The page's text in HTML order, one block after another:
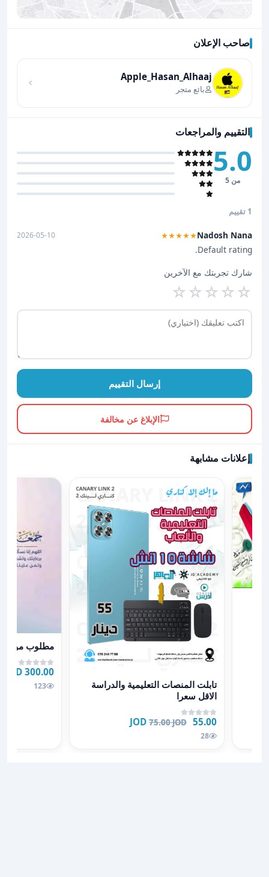
صاحب الإعلان
Apple_Hasan_Alhaaj
بائع متجر
التقييم والمراجعات
5.0
من 5
1 تقييم
Nadosh Nana
★★★★★
2026-05-10
Default rating.
شارك تجربتك مع الآخرين
☆
☆
☆
☆
☆
إرسال التقييم
الإبلاغ عن مخالفة
إعلانات مشابهة
عرض تفاصيل تابلت المنصات التعليمية والدراسة الاقل
تابلت المنصات التعليمية والدراسة
الاقل سعرا
55.00 JOD
75.00 JOD
28
عرض
مطلوب
300.00 JOD
123